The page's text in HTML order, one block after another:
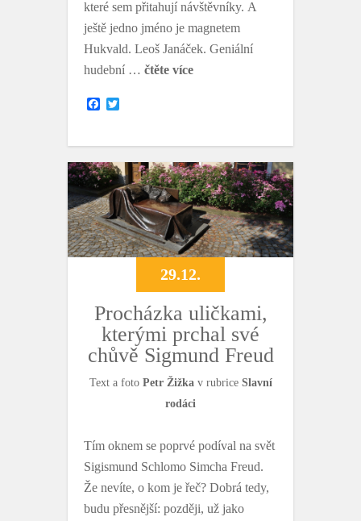
které sem přitahují návštěvníky. A
ještě jedno jméno je magnetem
Hukvald. Leoš Janáček. Geniální
hudební … čtěte více
F
o
o
k
e
r
29.12.
Procházka uličkami,
kterými prchal své
chůvě Sigmund Freud
Text a foto Petr Žižkav rubrice Slavní
rodáci
Tím oknem se poprvé podíval na svět
Sigismund Schlomo Simcha Freud.
Že nevíte, o kom je řeč? Dobrá tedy,
budu přesnější: později, už jako